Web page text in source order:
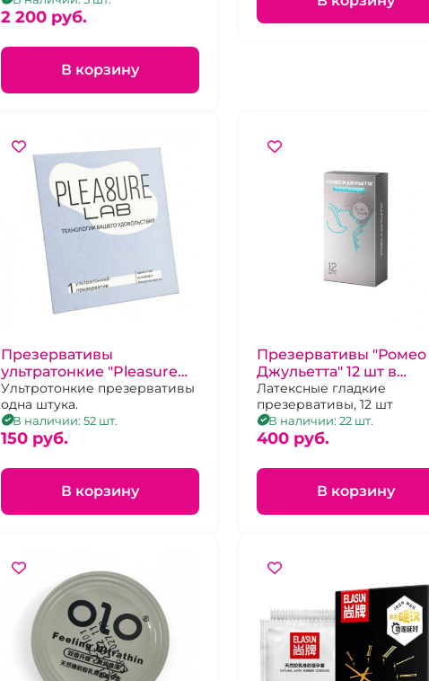
2 200 pуб.
В корзину
Презервативы
ультратонкие "Pleasure
Lab" в конверте 1 шт
Ультротонкие презервативы
одна штука.
В наличии: 52 шт.
150 pуб.
В корзину
Презервативы "Ромео
Джульетта" 12 шт в
ассортименте
Латексные гладкие
презервативы, 12 шт
В наличии: 22 шт.
400 pуб.
В корзину